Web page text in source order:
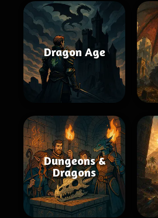
Dragon Age
Dungeons &
Dragons